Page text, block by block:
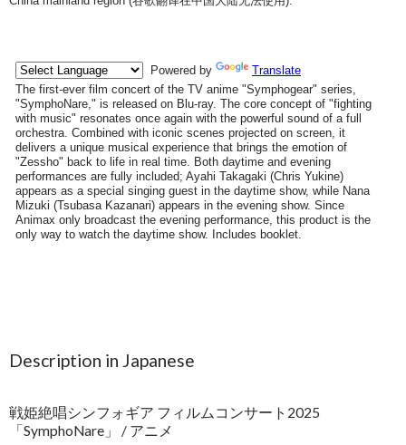
Description in Japanese
戦姫絶唱シンフォギア フィルムコンサート2025
「SymphoNare」 / アニメ